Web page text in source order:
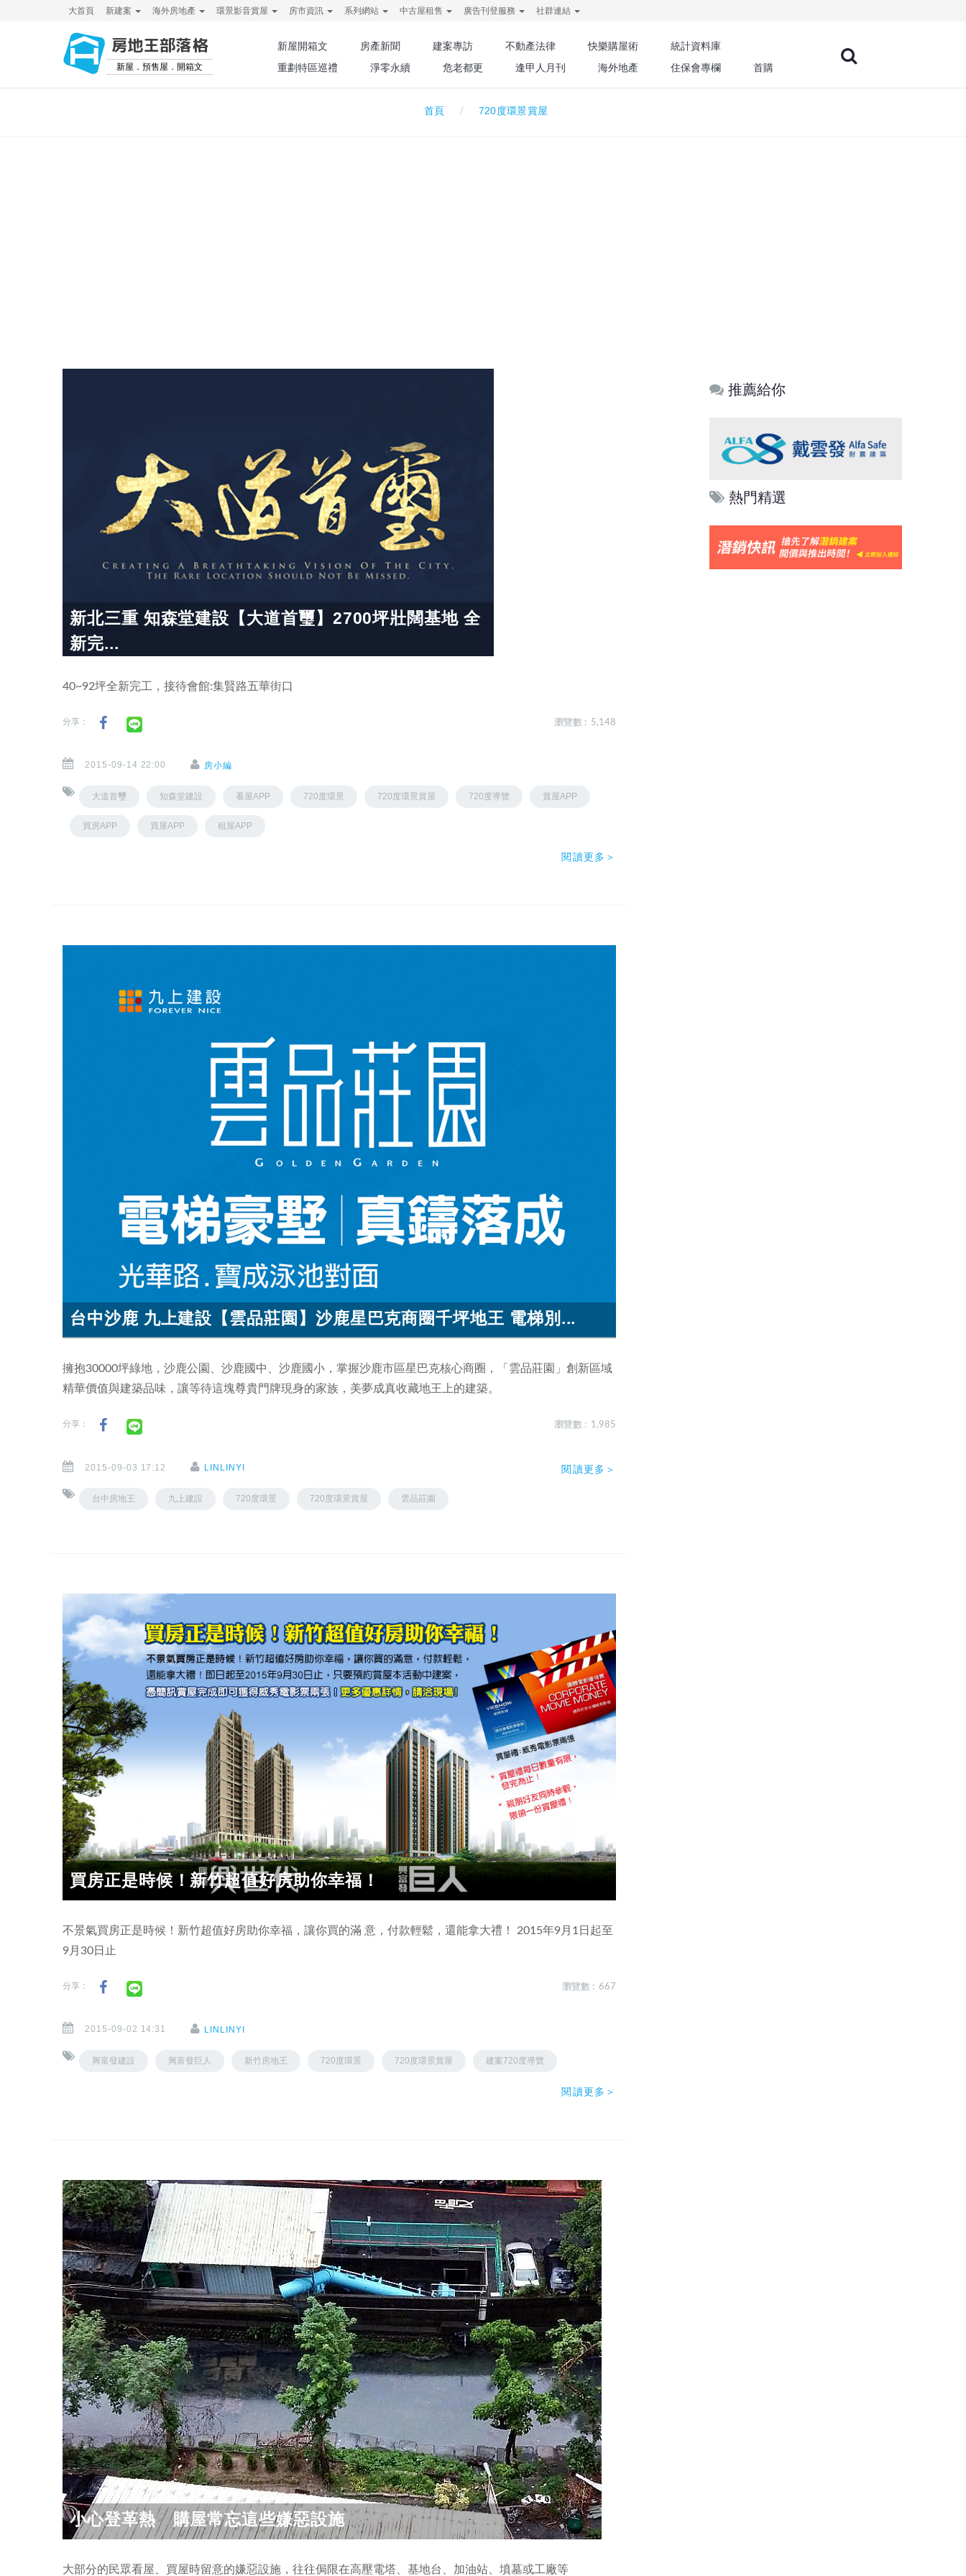
大首頁 新建案 海外房地產 環景影音賞屋 房市資訊 系列網站 中古屋租售 廣告刊登服務 社群連結
房地王部落格
新屋．預售屋．開箱文
新屋開箱文 房產新聞 建案專訪 不動產法律 快樂購屋術
統計資料庫
重劃特區巡禮
淨零永續 危老都更 逢甲人月刊 海外地產 住保會專欄 首購
首頁 720度環景賞屋
新北三重 知森堂建設【大道首璽】2700坪壯闊基地 全
新完...
40~92坪全新完工，接待會館:集賢路五華街口
分享： 瀏覽數 : 5,148
2015-09-14 22:00 房小編
大道首璽 知森堂建設 看屋APP 720度環景 720度環景賞屋 720度導覽 賞屋APP
買房APP 買屋APP 租屋APP
閱讀更多＞
台中沙鹿 九上建設【雲品莊園】沙鹿星巴克商圈千坪地王 電梯別...
擁抱30000坪綠地，沙鹿公園、沙鹿國中、沙鹿國小，掌握沙鹿市區星巴克核心商圈，「雲品莊園」創新區域
精華價值與建築品味，讓等待這塊尊貴門牌現身的家族，美夢成真收藏地王上的建築。
分享： 瀏覽數 : 1,985
2015-09-03 17:12 LINLINYI
台中房地王 九上建設 720度環景 720度環景賞屋 雲品莊園
閱讀更多＞
買房正是時候！新竹超值好房助你幸福！
不景氣買房正是時候！新竹超值好房助你幸福，讓你買的滿 意，付款輕鬆，還能拿大禮！ 2015年9月1日起至
9月30日止
分享： 瀏覽數 : 667
2015-09-02 14:31 LINLINYI
興富發建設 興富發巨人 新竹房地王 720度環景 720度環景賞屋 建案720度導覽
閱讀更多＞
小心登革熱 購屋常忘這些嫌惡設施
大部分的民眾看屋、買屋時留意的嫌惡設施，往往侷限在高壓電塔、基地台、加油站、墳墓或工廠等
推薦給你
熱門精選